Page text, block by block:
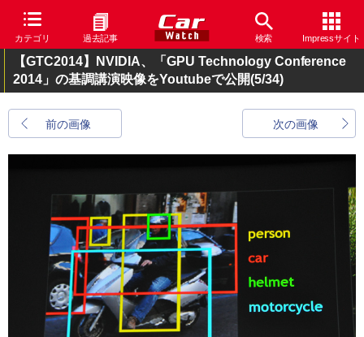
カテゴリ 過去記事 検索 Impressサイト
【GTC2014】NVIDIA、「GPU Technology Conference
2014」の基調講演映像をYoutubeで公開(5/34)
前の画像 次の画像